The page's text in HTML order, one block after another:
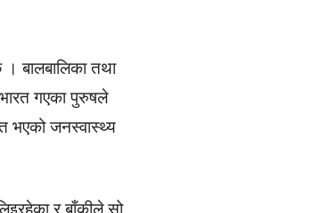
बालबालिका तथा
गएका पुरुषले
भएको जनस्वास्थ्य